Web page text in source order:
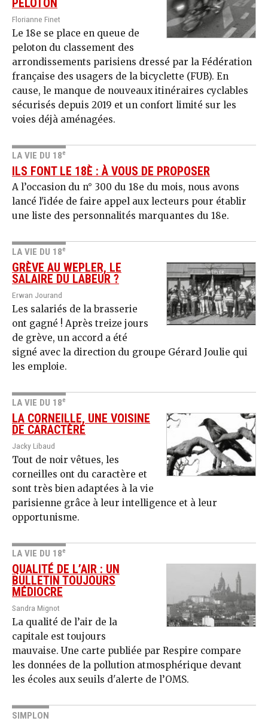
PELOTON
Florianne Finet
Le 18e se place en queue de
peloton du classement des
arrondissements parisiens dressé par la Fédération
française des usagers de la bicyclette (FUB). En
cause, le manque de nouveaux itinéraires cyclables
sécurisés depuis 2019 et un confort limité sur les
voies déjà aménagées.
LA VIE DU 18e
ILS FONT LE 18È : À VOUS DE PROPOSER
A l’occasion du n° 300 du 18e du mois, nous avons
lancé l'idée de faire appel aux lecteurs pour établir
une liste des personnalités marquantes du 18e.
LA VIE DU 18e
GRÈVE AU WEPLER, LE
SALAIRE DU LABEUR ?
Erwan Jourand
Les salariés de la brasserie
ont gagné ! Après treize jours
de grève, un accord a été
signé avec la direction du groupe Gérard Joulie qui
les emploie.
LA VIE DU 18e
LA CORNEILLE, UNE VOISINE
DE CARACTÈRE
Jacky Libaud
Tout de noir vêtues, les
corneilles ont du caractère et
sont très bien adaptées à la vie
parisienne grâce à leur intelligence et à leur
opportunisme.
LA VIE DU 18e
QUALITÉ DE L’AIR : UN
BULLETIN TOUJOURS
MÉDIOCRE
Sandra Mignot
La qualité de l’air de la
capitale est toujours
mauvaise. Une carte publiée par Respire compare
les données de la pollution atmosphérique devant
les écoles aux seuils d'alerte de l’OMS.
SIMPLON